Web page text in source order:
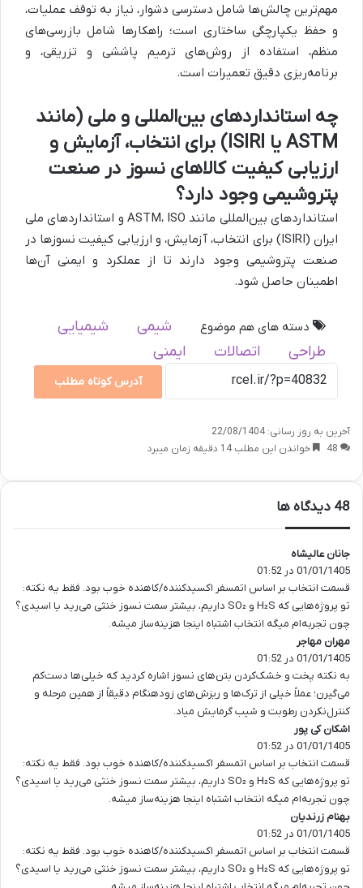
مهم‌ترین چالش‌ها شامل دسترسی دشوار، نیاز به توقف عملیات،
و حفظ یکپارچگی ساختاری است؛ راهکارها شامل بازرسی‌های
منظم، استفاده از روش‌های ترمیم پاششی و تزریقی، و
برنامه‌ریزی دقیق تعمیرات است.
چه استانداردهای بین‌المللی و ملی (مانند
ASTM یا ISIRI) برای انتخاب، آزمایش و
ارزیابی کیفیت کالاهای نسوز در صنعت
پتروشیمی وجود دارد؟
استانداردهای بین‌المللی مانند ASTM، ISO و استانداردهای ملی
ایران (ISIRI) برای انتخاب، آزمایش، و ارزیابی کیفیت نسوزها در
صنعت پتروشیمی وجود دارند تا از عملکرد و ایمنی آن‌ها
اطمینان حاصل شود.
دسته های هم موضوع شیمی
شیمیایی
طراحی
اتصالات ایمنی
آدرس کوتاه مطلب
آخرین به روز رسانی: 22/08/1404
48
خواندن این مطلب 14 دقیقه زمان میبرد
‫48 دیدگاه ها
جانان عالیشاه
ف
ت
:
01/01/1405 در 01:52
قسمت انتخاب بر اساس اتمسفر اکسیدکننده/کاهنده خوب بود. فقط یه نکته:
تو پروژه‌هایی که H₂S و SO₂ داریم، بیشتر سمت نسوز خنثی می‌رید یا اسیدی؟
چون تجربه‌ام میگه انتخاب اشتباه اینجا هزینه‌ساز میشه.
مهران مهاجر
ف
ت
:
01/01/1405 در 01:52
به نکته پخت و خشک‌کردن بتن‌های نسوز اشاره کردید که خیلی‌ها دست‌کم
می‌گیرن؛ عملاً خیلی از ترک‌ها و ریزش‌های زودهنگام دقیقاً از همین مرحله و
کنترل‌نکردن رطوبت و شیب گرمایش میاد.
اشکان کی پور
ف
ت
:
01/01/1405 در 01:52
قسمت انتخاب بر اساس اتمسفر اکسیدکننده/کاهنده خوب بود. فقط یه نکته:
تو پروژه‌هایی که H₂S و SO₂ داریم، بیشتر سمت نسوز خنثی می‌رید یا اسیدی؟
چون تجربه‌ام میگه انتخاب اشتباه اینجا هزینه‌ساز میشه.
بهنام زرندیان
ف
ت
:
01/01/1405 در 01:52
قسمت انتخاب بر اساس اتمسفر اکسیدکننده/کاهنده خوب بود. فقط یه نکته:
تو پروژه‌هایی که H₂S و SO₂ داریم، بیشتر سمت نسوز خنثی می‌رید یا اسیدی؟